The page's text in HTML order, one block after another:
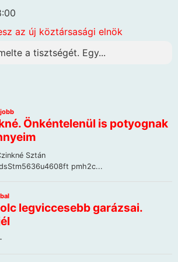
az új köztársasági elnök
a tisztségét. Egy...